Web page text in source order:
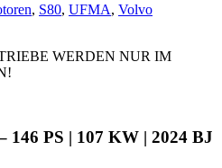
, S80, UFMA, Volvo
WERDEN NUR IM
146 PS | 107 KW | 2024 BJ